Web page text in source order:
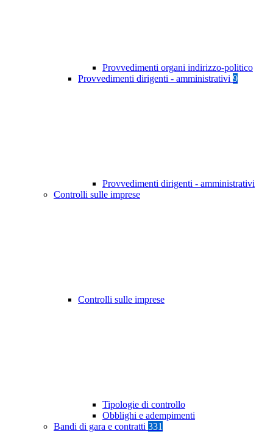
Provvedimenti organi indirizzo-politico
Provvedimenti dirigenti - amministrativi 9
Provvedimenti dirigenti - amministrativi
Controlli sulle imprese
Controlli sulle imprese
Tipologie di controllo
Obblighi e adempimenti
Bandi di gara e contratti 331